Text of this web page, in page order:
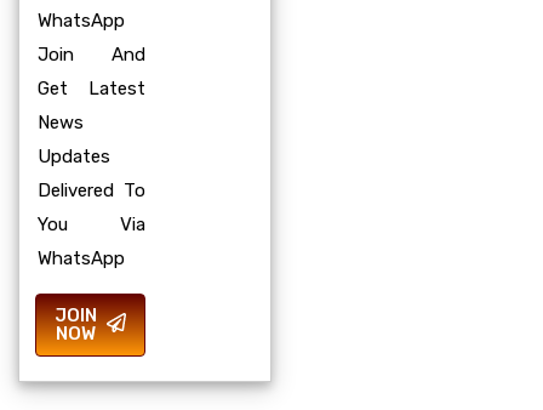
WhatsApp
Join And
Get Latest
News
Updates
Delivered To
You Via
WhatsApp
JOIN
NOW